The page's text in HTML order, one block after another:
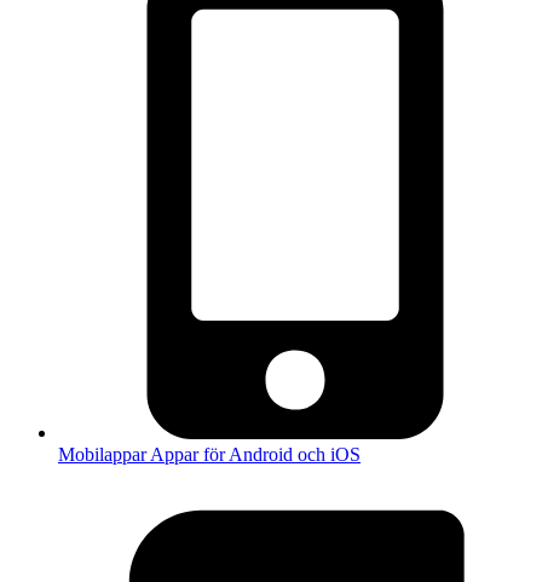
MobilapparAppar för Android och iOS